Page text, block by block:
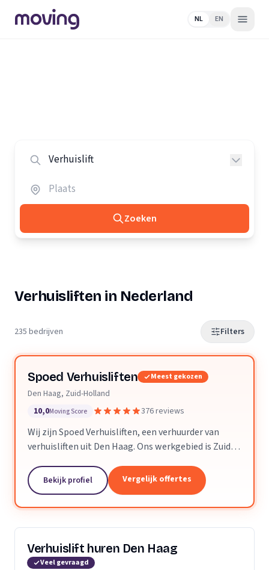
NL EN
Zoeken
Verhuisliften in Nederland
235 bedrijven Filters
Spoed Verhuisliften Meest gekozen
Den Haag, Zuid-Holland
10,0Moving Score 376 reviews
Wij zijn Spoed Verhuisliften, een verhuurder van
verhuisliften uit Den Haag. Ons werkgebied is Zuid-
Bekijk profiel Vergelijk offertes
Verhuislift huren Den Haag
Veel gevraagd